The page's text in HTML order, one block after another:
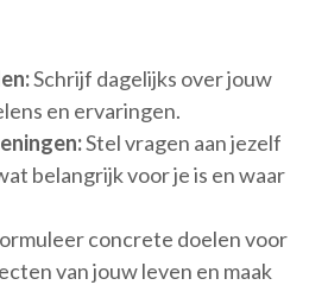
Schrijf dagelijks over jouw
en ervaringen.
Stel vragen aan jezelf
belangrijk voor je is en waar
concrete doelen voor
van jouw leven en maak